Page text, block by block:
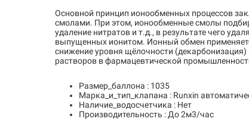
Основной принцип ионообменных процессов
смолами. При этом, ионообменные смолы
удаление нитратов и т.д., в результате чего
выпущенных ионитом. Ионный обмен
снижение уровня щёлочности (декарбонизация)
растворов в фармацевтической
Размер_баллона : 1035
Марка_и_тип_клапана : Runxin
Наличие_водосчетчика : Нет
Производительность : До 2м3/час